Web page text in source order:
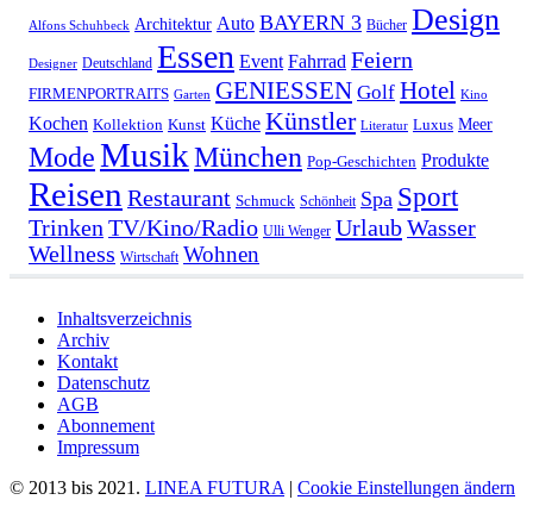
Alfons Schuhbeck Architektur Auto BAYERN 3 Bücher Design
Designer Deutschland Essen Event Fahrrad Feiern
FIRMENPORTRAITS Garten GENIESSEN Golf Hotel Kino
Kochen Kollektion Kunst Küche Künstler Literatur Luxus Meer
ModeMusikMünchen Pop-Geschichten Produkte
Reisen Restaurant Schmuck Schönheit Spa Sport
Trinken TV/Kino/Radio Ulli Wenger UrlaubWasser
Wellness Wirtschaft Wohnen
Inhaltsverzeichnis
Archiv
Kontakt
Datenschutz
AGB
Abonnement
Impressum
© 2013 bis 2021. LINEA FUTURA | Cookie Einstellungen ändern